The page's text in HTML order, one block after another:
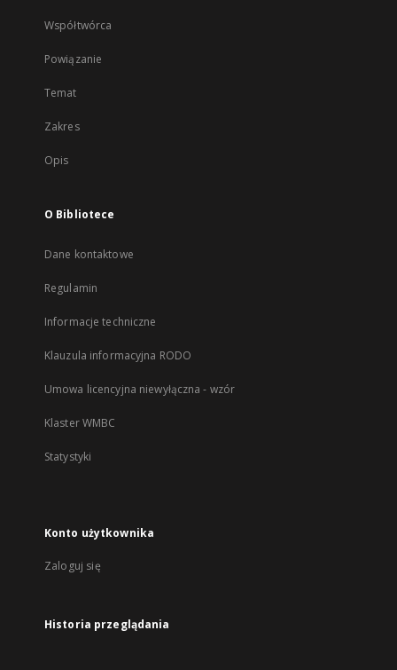
Współtwórca
Powiązanie
Temat
Zakres
Opis
O Bibliotece
Dane kontaktowe
Regulamin
Informacje techniczne
Klauzula informacyjna RODO
Umowa licencyjna niewyłączna - wzór
Klaster WMBC
Statystyki
Konto użytkownika
Zaloguj się
Historia przeglądania